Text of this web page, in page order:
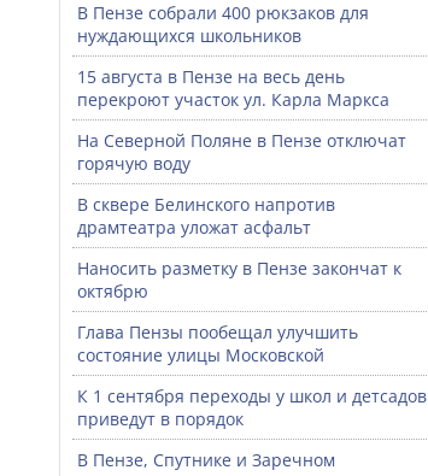
В Пензе собрали 400 рюкзаков для
нуждающихся школьников
15 августа в Пензе на весь день
перекроют участок ул. Карла Маркса
На Северной Поляне в Пензе отключат
горячую воду
В сквере Белинского напротив
драмтеатра уложат асфальт
Наносить разметку в Пензе закончат к
октябрю
Глава Пензы пообещал улучшить
состояние улицы Московской
К 1 сентября переходы у школ и детсадов
приведут в порядок
В Пензе, Спутнике и Заречном